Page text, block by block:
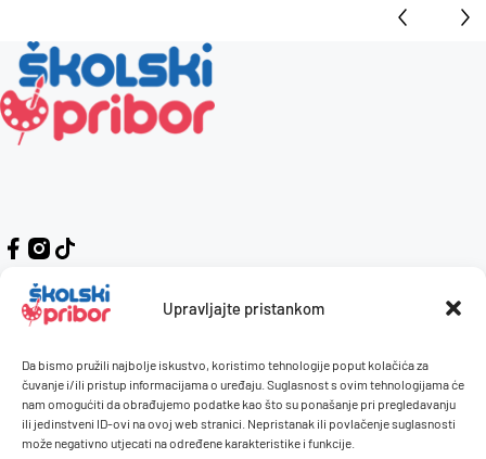
Upravljajte pristankom
Da bismo pružili najbolje iskustvo, koristimo tehnologije poput kolačića za
čuvanje i/ili pristup informacijama o uređaju. Suglasnost s ovim tehnologijama će
nam omogućiti da obrađujemo podatke kao što su ponašanje pri pregledavanju
ili jedinstveni ID-ovi na ovoj web stranici. Nepristanak ili povlačenje suglasnosti
može negativno utjecati na određene karakteristike i funkcije.
Kontakt
O nama
Naručivanje i plaćanje
Uvjeti korištenja
Pravilnik giveaway